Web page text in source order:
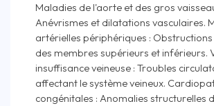
Maladies de l'aorte et des gros
Anévrismes et dilatations vasculaires.
artérielles périphériques :
des membres supérieurs et inférieurs.
insuffisance veineuse : Troubles
affectant le système veineux.
congénitales : Anomalies structurelles